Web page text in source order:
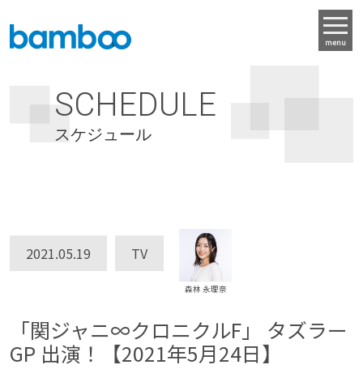
menu
SCHEDULE
スケジュール
2021.05.19 TV
森林 永理奈
「関ジャニ∞クロニクルF」 タズラー
GP 出演！【2021年5月24日】